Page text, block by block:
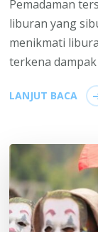
Pemadaman
liburan yang
menikmati
terkena
LANJUT BACA